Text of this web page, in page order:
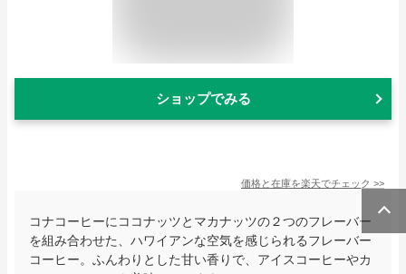
ショップでみる
価格と在庫を楽天でチェック >>
コナコーヒーにココナッツとマカナッツの２つのフレーバー
を組み合わせた、ハワイアンな空気を感じられるフレーバー
コーヒー。ふんわりとした甘い香りで、アイスコーヒーやカ